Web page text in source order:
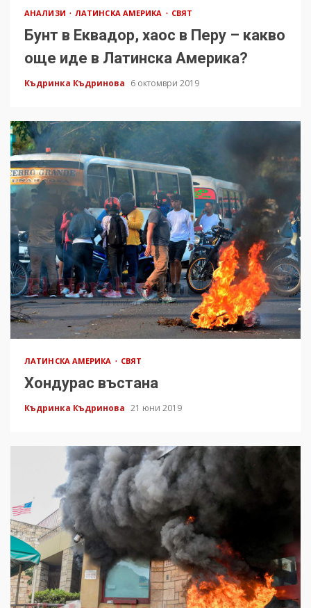
АНАЛИЗИ ЛАТИНСКА АМЕРИКА СВЯТ
Бунт в Еквадор, хаос в Перу – какво
още иде в Латинска Америка?
Къдринка Къдринова 6 октомври 2019
ЛАТИНСКА АМЕРИКА СВЯТ
Хондурас въстана
Къдринка Къдринова 21 юни 2019